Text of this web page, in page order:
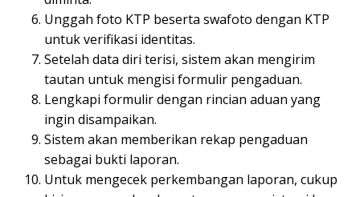
sebagai bukti laporan.
Untuk mengecek perkembangan laporan, cukup
kirim pesan salam beserta nomor registrasi ke
WhatsApp yang sama.
Dengan hadirnya layanan ini, diharapkan masyarakat
dapat lebih mudah menyampaikan aduan dan turut
serta dalam menjaga integritas kepolisian. [STM]
BACA JUGA : Pertimbangan Hakim